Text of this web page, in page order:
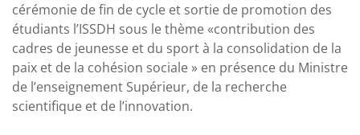
cérémonie de fin de cycle et sortie de promotion des
étudiants l’ISSDH sous le thème «contribution des
cadres de jeunesse et du sport à la consolidation de la
paix et de la cohésion sociale » en présence du Ministre
de l’enseignement Supérieur, de la recherche
scientifique et de l’innovation.